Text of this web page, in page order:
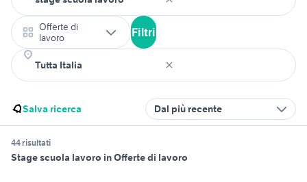
Offerte di
lavoro
Filtri
Salva ricerca Dal più recente
44 risultati
Stage scuola lavoro in Offerte di lavoro